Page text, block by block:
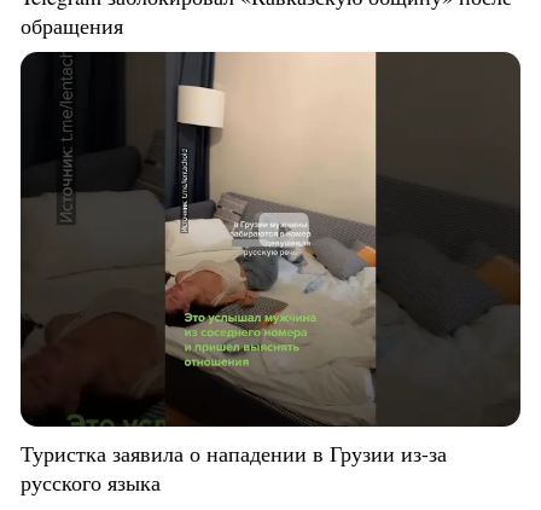
обращения
Туристка заявила о нападении в Грузии из-за
русского языка